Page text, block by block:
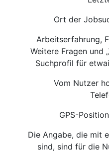
Ort der
Arbeitserfahrung,
Weitere Fragen und
Suchprofil für
Vom Nutzer
GPS-
Die Angabe, die mit
sind, sind für die